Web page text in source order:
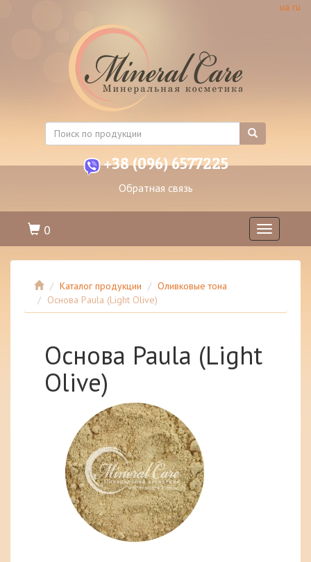
ua ru
+38 (096) 6577225
Обратная связь
Toggle
navigation
0
Каталог продукции
Оливковые тона
Основа Paula (Light Olive)
Основа Paula (Light
Olive)